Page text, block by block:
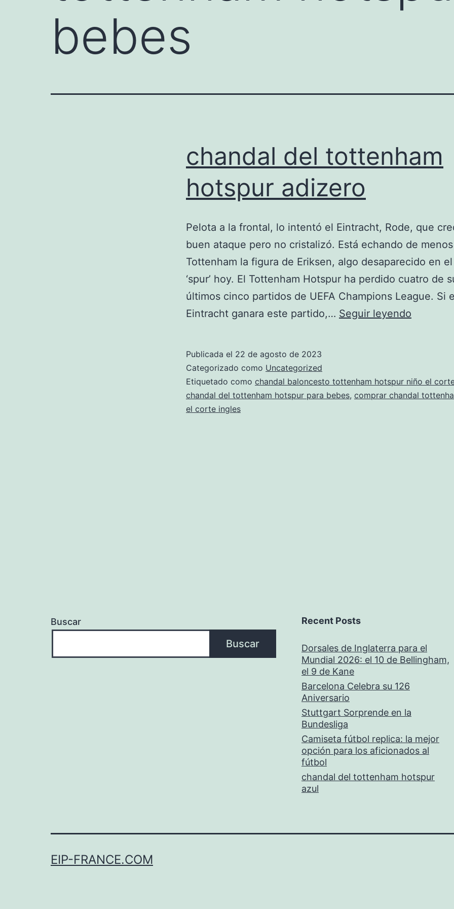
bebes
chandal del tottenham
hotspur adizero
Pelota a la frontal, lo intentó el Eintracht, Rode, que
buen ataque pero no cristalizó. Está echando de
Tottenham la figura de Eriksen, algo desaparecido en
‘spur’ hoy. El Tottenham Hotspur ha perdido cuatro de
últimos cinco partidos de UEFA Champions League. Si
Eintracht ganara este partido,… Seguir leyendo
adizero
Publicada el 22 de agosto de 2023
Categorizado como Uncategorized
Etiquetado como chandal baloncesto tottenham hotspur niño el
chandal del tottenham hotspur para bebes, comprar chandal
el corte ingles
Buscar
Buscar
Recent Posts
Dorsales de Inglaterra para el
Mundial 2026: el 10 de Bellingham,
el 9 de Kane
Barcelona Celebra su 126
Aniversario
Stuttgart Sorprende en la
Bundesliga
Camiseta fútbol replica: la mejor
opción para los aficionados al
fútbol
chandal del tottenham hotspur
azul
EIP-FRANCE.COM